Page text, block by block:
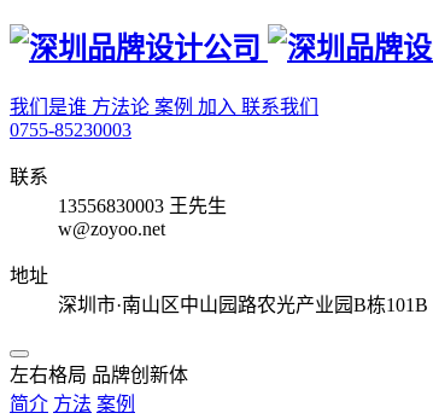
我们是谁 方法论 案例 加入 联系我们
0755-85230003
联系
13556830003 王先生
w@zoyoo.net
地址
深圳市·南山区中山园路农光产业园B栋101B
左右格局 品牌创新体
简介 方法 案例